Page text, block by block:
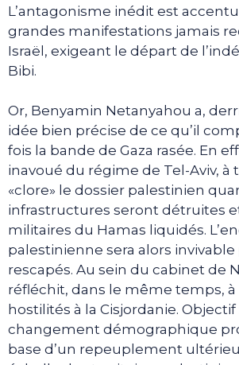
L’antagonisme inédit est
grandes manifestations jamais
Israël, exigeant le départ de
Bibi.
Or, Benyamin Netanyahou a,
idée bien précise de ce qu’il
fois la bande de Gaza rasée. En
inavoué du régime de Tel-Aviv, à
«clore» le dossier palestinien
infrastructures seront détruites
militaires du Hamas liquidés.
palestinienne sera alors invivable
rescapés. Au sein du cabinet de
réfléchit, dans le même temps, à
hostilités à la Cisjordanie. Objectif
changement démographique
base d’un repeuplement